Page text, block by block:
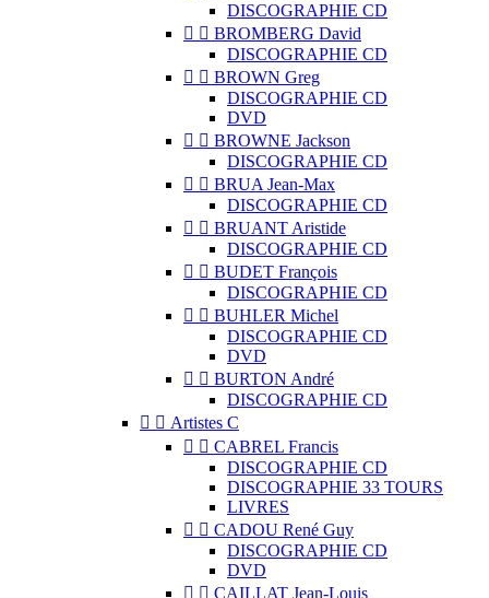
DISCOGRAPHIE CD
  BROMBERG David
DISCOGRAPHIE CD
  BROWN Greg
DISCOGRAPHIE CD
DVD
  BROWNE Jackson
DISCOGRAPHIE CD
  BRUA Jean-Max
DISCOGRAPHIE CD
  BRUANT Aristide
DISCOGRAPHIE CD
  BUDET François
DISCOGRAPHIE CD
  BUHLER Michel
DISCOGRAPHIE CD
DVD
  BURTON André
DISCOGRAPHIE CD
  Artistes C
  CABREL Francis
DISCOGRAPHIE CD
DISCOGRAPHIE 33 TOURS
LIVRES
  CADOU René Guy
DISCOGRAPHIE CD
DVD
  CAILLAT Jean-Louis